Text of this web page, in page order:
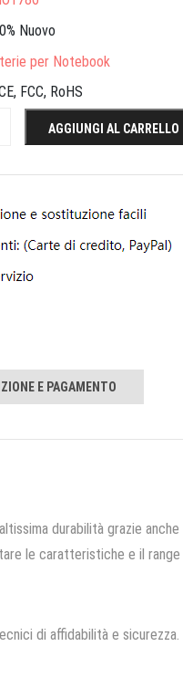
Nuovo
per Notebook
FCC, RoHS
AGGIUNGI AL CARRELLO
E PAGAMENTO
durabilità grazie
le caratteristiche e il
di affidabilità e sicurezza.